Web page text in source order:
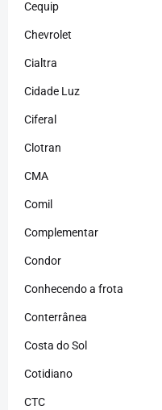
Cequip
Chevrolet
Cialtra
Cidade Luz
Ciferal
Clotran
CMA
Comil
Complementar
Condor
Conhecendo a frota
Conterrânea
Costa do Sol
Cotidiano
CTC